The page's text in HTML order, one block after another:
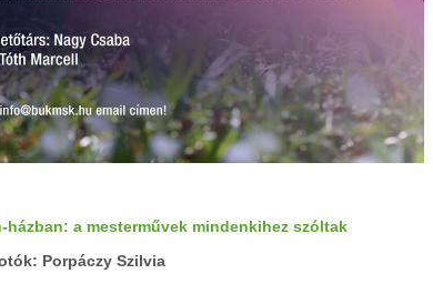
a mesterművek mindenkihez szóltak
Porpáczy Szilvia